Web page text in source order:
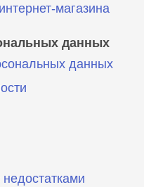
магазина
данных
данных